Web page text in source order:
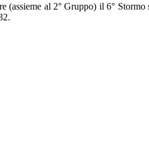
al 2° Gruppo) il 6°